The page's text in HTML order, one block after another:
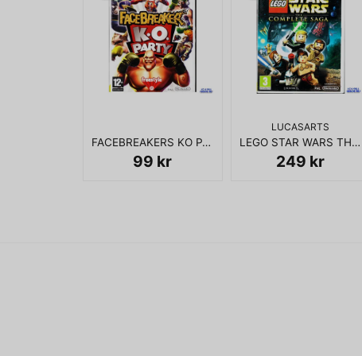
FACEBREAKERS KO PARTY WII
99 kr
LUCASARTS
LEGO STAR WARS THE COMPLETE SAGA WII
249 kr